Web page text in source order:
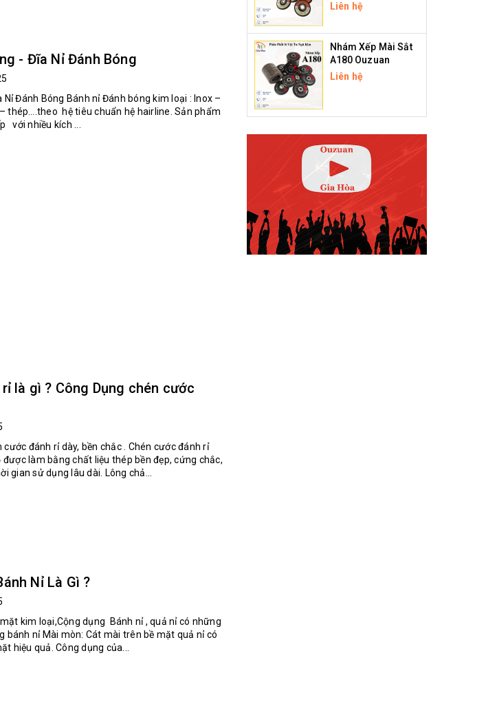
- Đĩa Nỉ Đánh Bóng
Nỉ Đánh Bóng Bánh nỉ Đánh bóng kim loại : Inox –
thép….theo hệ tiêu chuẩn hệ hairline. Sản phẩm
với nhiều kích ...
là gì ? Công Dụng chén cước
cước đánh rỉ dày, bền chắc . Chén cước đánh rỉ
làm bằng chất liệu thép bền đẹp, cứng chắc,
gian sử dụng lâu dài. Lông chả...
Nỉ Là Gì ?
kim loại,Cộng dụng Bánh nỉ , quả nỉ có những
bánh nỉ Mài mòn: Cát mài trên bề mặt quả nỉ có
hiệu quả. Công dụng của...
Liên hệ
Nhám Xếp Mài Sắt
A180 Ouzuan
Liên hệ